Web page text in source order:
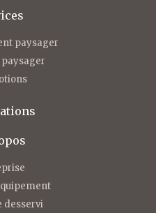
paysager
desservi